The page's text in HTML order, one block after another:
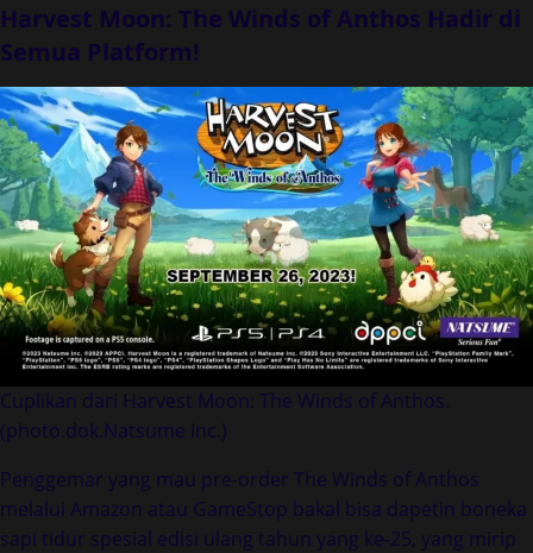
Harvest Moon: The Winds of Anthos Hadir di
Semua Platform!
Cuplikan dari Harvest Moon: The Winds of Anthos.
(photo.dok.Natsume Inc.)
Penggemar yang mau pre-order The Winds of Anthos
melalui Amazon atau GameStop bakal bisa dapetin boneka
sapi tidur spesial edisi ulang tahun yang ke-25, yang mirip